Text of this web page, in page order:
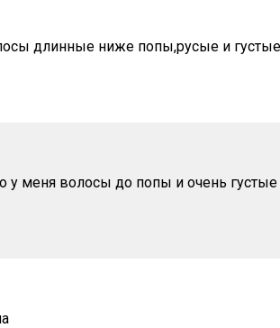
длинные ниже попы,русые и
у меня волосы до попы и очень